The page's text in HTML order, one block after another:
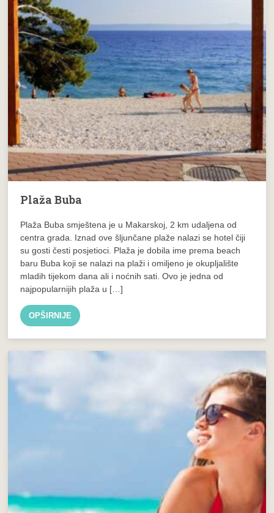
Plaža Buba
Plaža Buba smještena je u Makarskoj, 2 km udaljena od
centra grada. Iznad ove šljunčane plaže nalazi se hotel čiji
su gosti česti posjetioci. Plaža je dobila ime prema beach
baru Buba koji se nalazi na plaži i omiljeno je okupljalište
mladih tijekom dana ali i noćnih sati. Ovo je jedna od
najpopularnijih plaža u […]
OPŠIRNIJE